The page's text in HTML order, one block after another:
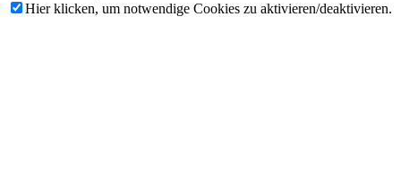
Hier klicken, um notwendige Cookies zu aktivieren/deaktivieren.